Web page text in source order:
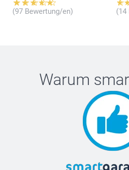
(97 Bewertung/en) (14
Warum